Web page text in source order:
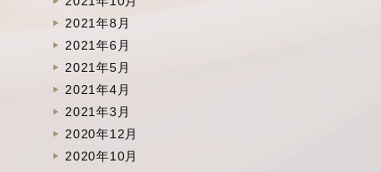
2021年8月
2021年6月
2021年5月
2021年4月
2021年3月
2020年12月
2020年10月